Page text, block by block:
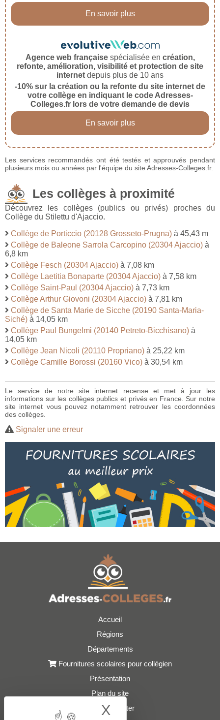
En savoir plus
Agence web françaisespécialisée en création,
refonte, amélioration, visibilité et protection de site
internet depuis plus de 10 ans
-10% sur la création ou la refonte du site internet de
votre collège en indiquant le code Adresses-
Colleges.fr lors de votre demande de devis
En savoir plus
Les services recommandés ont été testés et approuvés pendant
plusieurs mois ou années par l'équipe du site Adresses-Colleges.fr.
Les collèges à proximité
Découvrez les collèges (publics ou privés) proches du
Collège du Stilettu d'Ajaccio.
Collège de Porticcio (20128 Grosseto-Prugna) à 45,43 m
Collège de Baleone Sarrola Carcopino (20304 Ajaccio) à
6,8 km
Collège Fesch (20304 Ajaccio) à 7,08 km
Collège Laetitia Bonaparte (20304 Ajaccio) à 7,58 km
Collège Saint-Paul (20304 Ajaccio) à 7,73 km
Collège Arthur Giovoni (20304 Ajaccio) à 7,81 km
Collège de Santa Marie de Sicche (20190 Santa-Maria-
Siché) à 14,05 km
Collège Paul Bungelmi (20140 Petreto-Bicchisano) à
14,05 km
Collège Jean Nicoli (20110 Propriano) à 25,22 km
Collège Camille Borossi (20160 Vico) à 30,54 km
Le service de notre site internet recense et met à jour les
informations sur les collèges publics et privés en France. Sur notre
site internet vous pouvez notamment retrouver les coordonnées
des collèges.
Signaler une erreur
Accueil
Régions
Départements
Fournitures scolaires pour collégien
Présentation
Plan du site
Nous contacter
X Hide cookie